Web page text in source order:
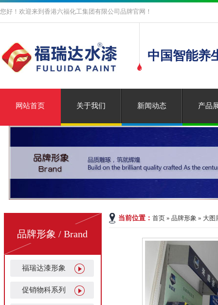
您好！欢迎来到香港六福化工集团有限公司品牌官网！
中国智能养
网站首页 关于我们 新闻动态 产品
品牌形象 / Brand
福瑞达漆形象
促销物科系列
当前位置：首页 » 品牌形象 » 大图